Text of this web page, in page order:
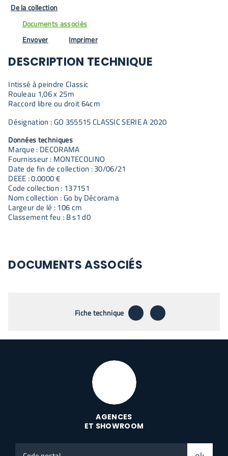
De la collection
Documents associés
Envoyer
Imprimer
DESCRIPTION TECHNIQUE
Intissé à peindre Classic
Rouleau 1,06 x 25m
Raccord libre ou droit 64cm
Désignation : GO 355515 CLASSIC SERIE A 2020
Données techniques
Marque : DECORAMA
Fournisseur : MONTECOLINO
Date de fin de collection : 30/06/21
DEEE : 0.0000 €
Code collection : 137151
Nom collection : Go by Décorama
Largeur de lé : 106 cm
Classement feu : B s1 d0
DOCUMENTS ASSOCIÉS
Fiche technique téléchargerenvoyer par
AGENCES
ET SHOWROOM